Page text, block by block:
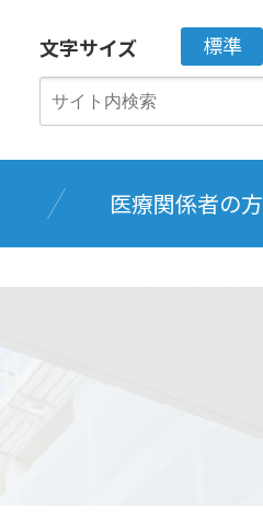
文字サイズ 標準
医療関係者の方